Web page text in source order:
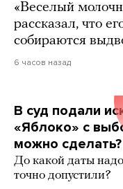
«Веселый
рассказал, что
собираются
6 часов назад
В суд подали
«Яблоко» с
можно сделать?
До какой даты
точно допустили?